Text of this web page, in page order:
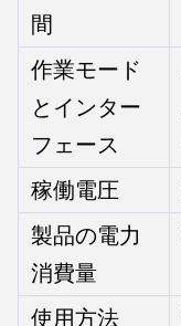
間
作業モード
とインター
フェース
稼働電圧
製品の電力
消費量
使用方法